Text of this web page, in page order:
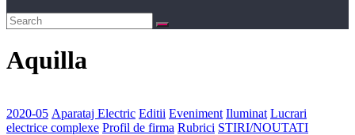
Aquilla
2020-05 Aparataj Electric Editii Eveniment Iluminat Lucrari
electrice complexe Profil de firma Rubrici STIRI/NOUTATI